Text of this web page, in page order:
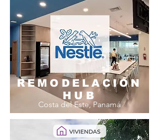
REMODELACIÓN
HUB
Costa del Este, Panamá